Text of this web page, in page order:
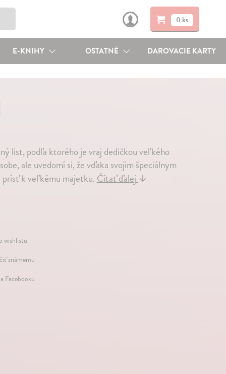
0 ks
E-KNIHY OSTATNÉ DAROVACIE KARTY
list, podľa ktorého je vraj dedičkou veľkého
ale uvedomí si, že vďaka svojim špeciálnym
prísť k veľkému majetku.Čítať ďalej↓
wishlistu
známemu
Facebooku